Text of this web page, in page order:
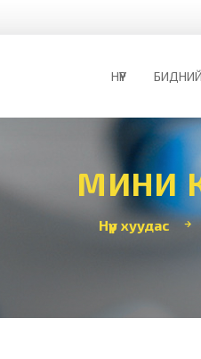
НҮҮР
МИНИ
Нүүр хуудас